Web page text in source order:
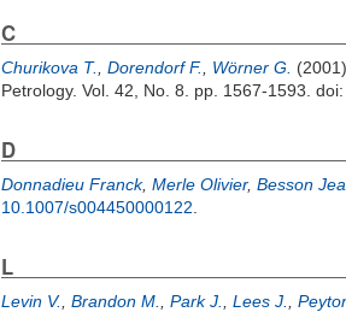
C
Churikova T. Dorendorf F. Wörner G. (2001)
Petrology. Vol. 42, No. 8. pp. 1567-1593. doi:
D
Donnadieu Franck, Merle Olivier, Besson
10.1007/s004450000122
L
Levin V. Brandon M. Park J. Lees J.